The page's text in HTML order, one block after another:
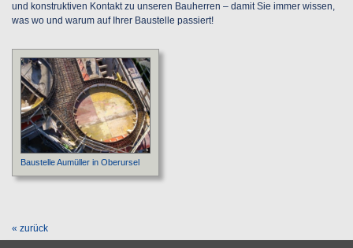
und konstruktiven Kontakt zu unseren Bauherren – damit Sie immer wissen,
was wo und warum auf Ihrer Baustelle passiert!
Baustelle Aumüller in Oberursel
« zurück